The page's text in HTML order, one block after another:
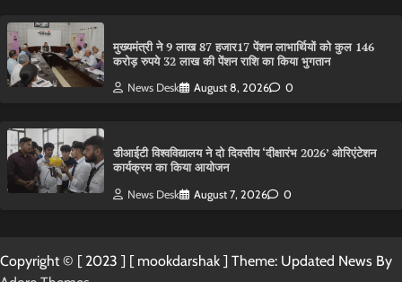
मुख्यमंत्री ने 9 लाख 87 हजार17 पेंशन लाभार्थियों को कुल 146
करोड़ रुपये 32 लाख की पेंशन राशि का किया भुगतान
News Desk August 8, 2026 0
डीआईटी विश्वविद्यालय ने दो दिवसीय ‘दीक्षारंभ 2026’ ओरिएंटेशन
कार्यक्रम का किया आयोजन
News Desk August 7, 2026 0
Copyright © [ 2023 ] [ mookdarshak ] Theme: Updated News By